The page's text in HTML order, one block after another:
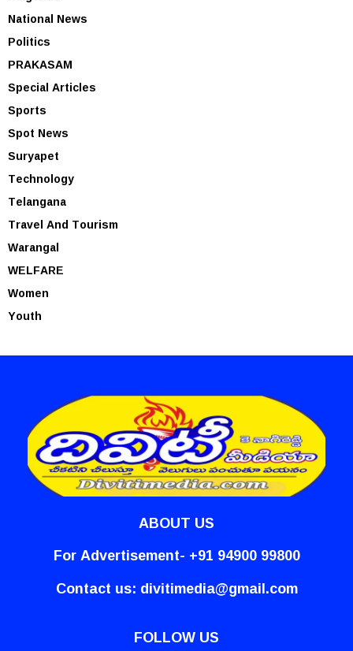
National News
Politics
PRAKASAM
Special Articles
Sports
Spot News
Suryapet
Technology
Telangana
Travel And Tourism
Warangal
WELFARE
Women
Youth
ABOUT US
For Advertisement- +91 94900 99800
Contact us: divitimedia@gmail.com
FOLLOW US